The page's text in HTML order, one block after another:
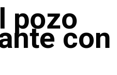
pozo
con